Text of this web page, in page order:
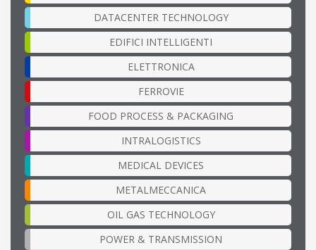
DATACENTER TECHNOLOGY
EDIFICI INTELLIGENTI
ELETTRONICA
FERROVIE
FOOD PROCESS & PACKAGING
INTRALOGISTICS
MEDICAL DEVICES
METALMECCANICA
OIL GAS TECHNOLOGY
POWER & TRANSMISSION